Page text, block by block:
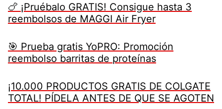
🍗 ¡Pruébalo GRATIS! Consigue hasta 3
reembolsos de MAGGI Air Fryer
🎯 Prueba gratis YoPRO: Promoción
reembolso barritas de proteínas
¡10.000 PRODUCTOS GRATIS DE COLGATE
TOTAL! PÍDELA ANTES DE QUE SE AGOTEN